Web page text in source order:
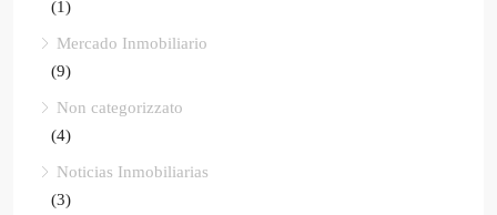
(1)
Mercado Inmobiliario
(9)
Non categorizzato
(4)
Noticias Inmobiliarias
(3)